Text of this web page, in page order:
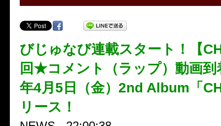
びじゅなび連載スタート！【
回★コメント（ラップ）動画
年4月5日（金）2nd Album「
リース！